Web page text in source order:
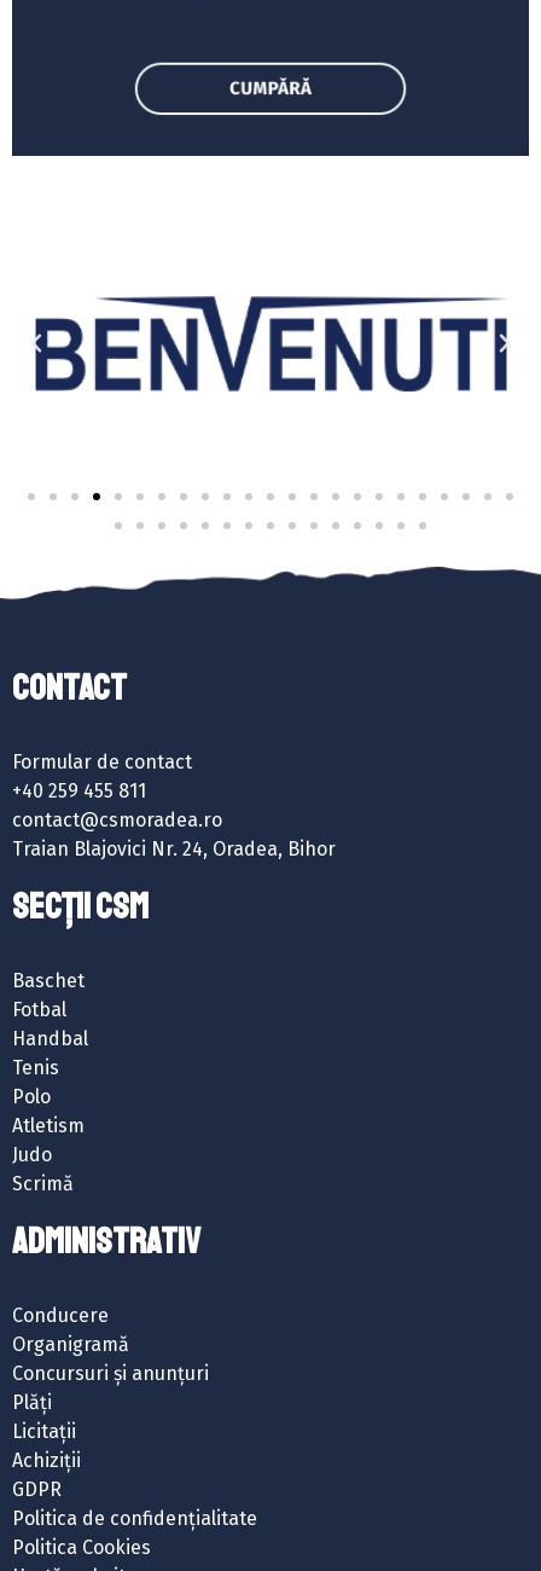
Contact
Formular de contact
+40 259 455 811
contact@csmoradea.ro
Traian Blajovici Nr. 24, Oradea, Bihor
SECȚII CSM
Baschet
Fotbal
Handbal
Tenis
Polo
Atletism
Judo
Scrimă
ADMINISTRATIV
Conducere
Organigramă
Concursuri și anunțuri
Plăți
Licitații
Achiziții
GDPR
Politica de confidențialitate
Politica Cookies